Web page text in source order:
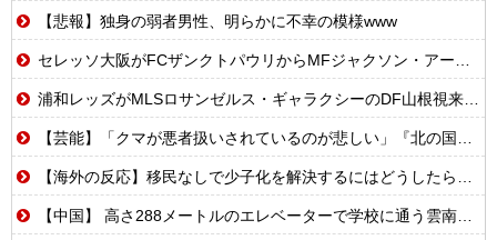
【悲報】独身の弱者男性、明らかに不幸の模様www
セレッソ大阪がFCザンクトパウリからMFジャクソン・アーバインを完全移籍で獲得と発表 「チームがさらに良くなる手助けをしたいと思っています」
浦和レッズがMLSロサンゼルス・ギャラクシーのDF山根視来を獲得へ 曺貴裁監督の湘南時代の教え子
【芸能】「クマが悪者扱いされているのが悲しい」『北の国から』倉本聰氏（91）が富良野で語った現代社会への“違和感”「バブル期以降、ドラマはつまらなくなった」
【海外の反応】移民なしで少子化を解決するにはどうしたらいいんだ？ → 「現代の経済は人口増加を前提としているからな」「福祉の崩壊もヤバい」
【中国】 高さ288メートルのエレベーターで学校に通う雲南省の山地の子供たち 通学時間 3時間→30分に短縮